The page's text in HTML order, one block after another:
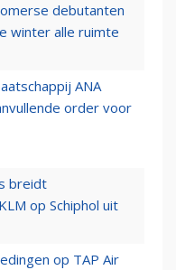
debutanten
winter alle ruimte
ANA
order voor
breidt
op Schiphol uit
op TAP Air